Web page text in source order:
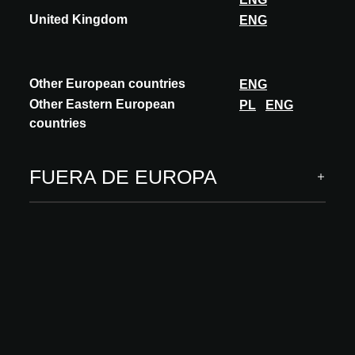
United Kingdom
ENG
Other European countries
ENG
Other Eastern European
countries
PL ENG
FUERA DE EUROPA
Paredes maestras, acabados exteriores
INSPIRACIÓN